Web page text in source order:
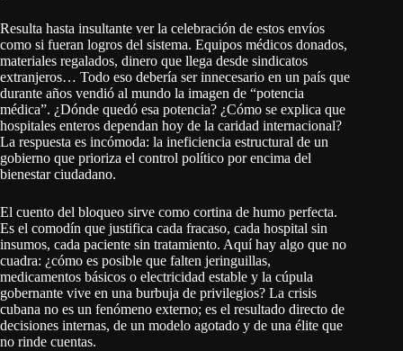
Resulta hasta insultante ver la celebración de estos envíos
como si fueran logros del sistema. Equipos médicos donados,
materiales regalados, dinero que llega desde sindicatos
extranjeros… Todo eso debería ser innecesario en un país que
durante años vendió al mundo la imagen de “potencia
médica”. ¿Dónde quedó esa potencia? ¿Cómo se explica que
hospitales enteros dependan hoy de la caridad internacional?
La respuesta es incómoda: la ineficiencia estructural de un
gobierno que prioriza el control político por encima del
bienestar ciudadano.
El cuento del bloqueo sirve como cortina de humo perfecta.
Es el comodín que justifica cada fracaso, cada hospital sin
insumos, cada paciente sin tratamiento. Aquí hay algo que no
cuadra: ¿cómo es posible que falten jeringuillas,
medicamentos básicos o electricidad estable y la cúpula
gobernante vive en una burbuja de privilegios? La crisis
cubana no es un fenómeno externo; es el resultado directo de
decisiones internas, de un modelo agotado y de una élite que
no rinde cuentas.